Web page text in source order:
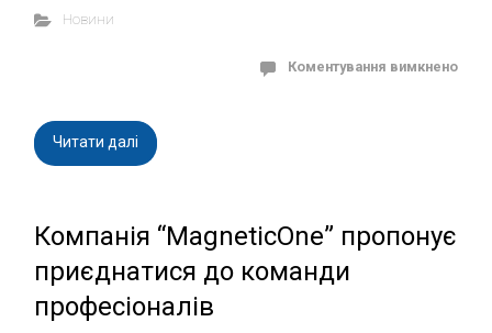
Новини
Коментування вимкнено
Читати далі
Компанія “MagneticOne” пропонує
приєднатися до команди
професіоналів